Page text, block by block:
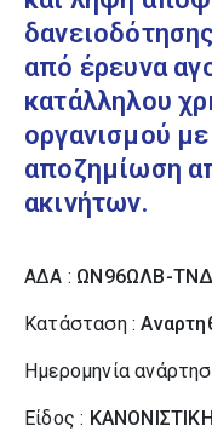
από έρευνα
κατάλληλου
οργανισμού
αποζημίωση
ακινήτων.
ΑΔΑ : ΩΝ96ΩΛΒ-ΤΝΔ
Κατάσταση :
Ημερομηνία
Είδος :